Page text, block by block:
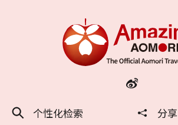
个性化检索
分享